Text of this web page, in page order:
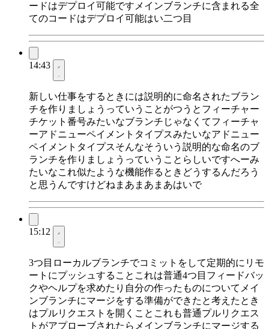
ードはデプロイ可能ですメインブランチに含まれる全
てのコードはデプロイ可能はい二つ目
14:43
新しい仕事をするときには説明的に命名されたブラン
チを作りましょうっていうことがつうとフィーチャー
チケット番号みたいなブランチじゃなくてフィーチャ
ーアドニューペイメントタイプスみたいなアドニュー
ペイメントタイプスそんなそういう説明的な命名のブ
ランチを作りましょうっていうことらしいですへーみ
たいなこれ似たような機能作るときどうするんだろう
と思うんですけどねまあまあまあはいで
15:12
3つ目ローカルブランチでコミットをして定期的にリモ
ートにプッシュすることこれは普通4つ目フィードバッ
クやヘルプを求めたり自分の作ったものについてメイ
ンブランチにマージをする準備ができたと考えたとき
はプルリクエストを開くことこれも普通プルリクエス
トがアプローブされたらメインブランチにマージする